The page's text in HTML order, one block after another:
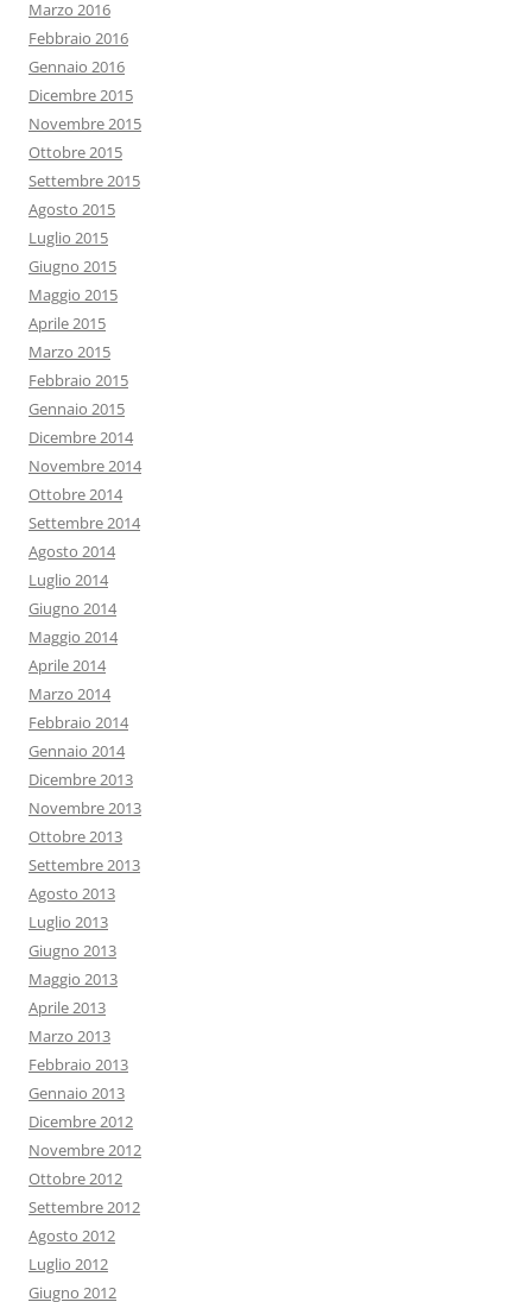
Marzo 2016
Febbraio 2016
Gennaio 2016
Dicembre 2015
Novembre 2015
Ottobre 2015
Settembre 2015
Agosto 2015
Luglio 2015
Giugno 2015
Maggio 2015
Aprile 2015
Marzo 2015
Febbraio 2015
Gennaio 2015
Dicembre 2014
Novembre 2014
Ottobre 2014
Settembre 2014
Agosto 2014
Luglio 2014
Giugno 2014
Maggio 2014
Aprile 2014
Marzo 2014
Febbraio 2014
Gennaio 2014
Dicembre 2013
Novembre 2013
Ottobre 2013
Settembre 2013
Agosto 2013
Luglio 2013
Giugno 2013
Maggio 2013
Aprile 2013
Marzo 2013
Febbraio 2013
Gennaio 2013
Dicembre 2012
Novembre 2012
Ottobre 2012
Settembre 2012
Agosto 2012
Luglio 2012
Giugno 2012